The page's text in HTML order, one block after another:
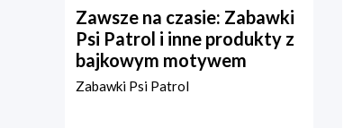
Zawsze na czasie: Zabawki
Psi Patrol i inne produkty z
bajkowym motywem
Zabawki Psi Patrol